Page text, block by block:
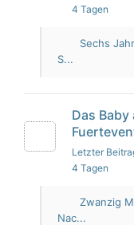
4 Tagen
Sechs
S...
Das Baby
Letzter
4 Tagen
Zwanzig
Nac...